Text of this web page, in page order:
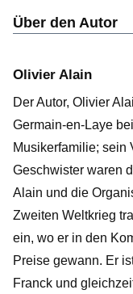
Über den Autor
Olivier Alain
Der Autor, Olivier
Germain-en-Laye
Musikerfamilie; sein
Geschwister waren
Alain und die
Zweiten Weltkrieg
ein, wo er in den
Preise gewann. Er
Franck und